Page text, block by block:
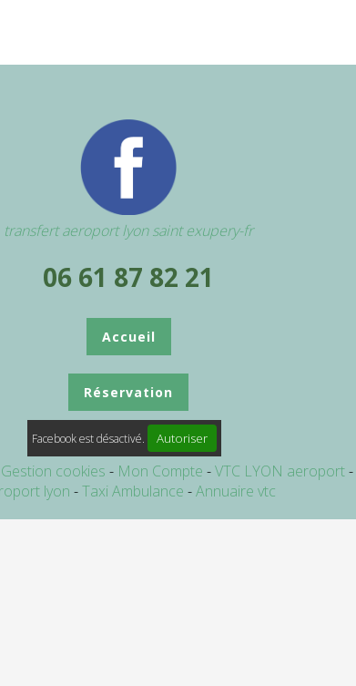
transfert aeroport lyon saint exupery-fr
06 61 87 82 21
Accueil
Réservation
Facebook est désactivé. Autoriser
Gestion cookies Mon Compte VTC LYON aeroport
lyon
Taxi Ambulance Annuaire vtc